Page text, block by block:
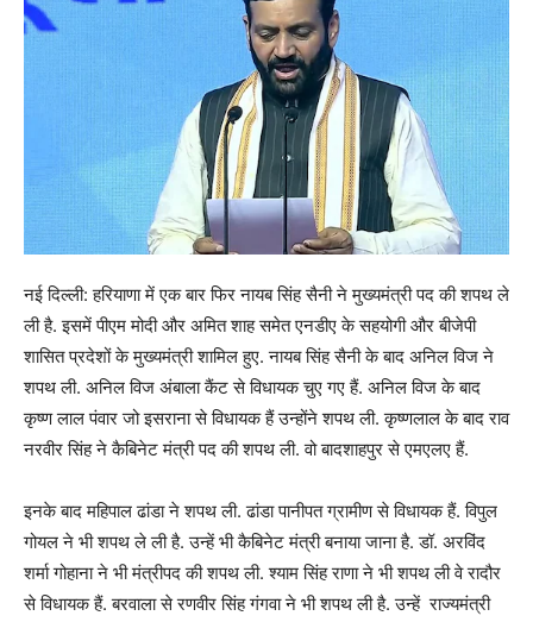
नई दिल्ली: हरियाणा में एक बार फिर नायब सिंह सैनी ने मुख्यमंत्री पद की शपथ ले
ली है. इसमें पीएम मोदी और अमित शाह समेत एनडीए के सहयोगी और बीजेपी
शासित प्रदेशों के मुख्यमंत्री शामिल हुए. नायब सिंह सैनी के बाद अनिल विज ने
शपथ ली. अनिल विज अंबाला कैंट से विधायक चुए गए हैं. अनिल विज के बाद
कृष्ण लाल पंवार जो इसराना से विधायक हैं उन्होंने शपथ ली. कृष्णलाल के बाद राव
नरवीर सिंह ने कैबिनेट मंत्री पद की शपथ ली. वो बादशाहपुर से एमएलए हैं.
इनके बाद महिपाल ढांडा ने शपथ ली. ढांडा पानीपत ग्रामीण से विधायक हैं. विपुल
गोयल ने भी शपथ ले ली है. उन्हें भी कैबिनेट मंत्री बनाया जाना है. डॉ. अरविंद
शर्मा गोहाना ने भी मंत्रीपद की शपथ ली. श्याम सिंह राणा ने भी शपथ ली वे रादौर
से विधायक हैं. बरवाला से रणवीर सिंह गंगवा ने भी शपथ ली है. उन्हें राज्यमंत्री